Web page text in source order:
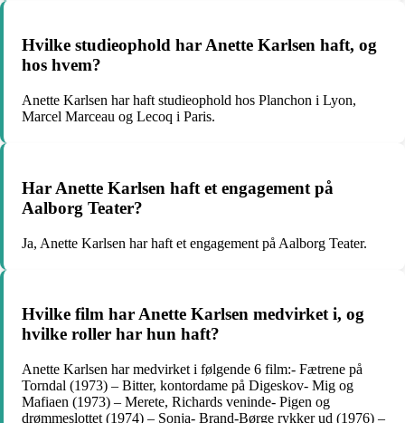
Hvilke studieophold har Anette Karlsen haft, og
hos hvem?
Anette Karlsen har haft studieophold hos Planchon i Lyon,
Marcel Marceau og Lecoq i Paris.
Har Anette Karlsen haft et engagement på
Aalborg Teater?
Ja, Anette Karlsen har haft et engagement på Aalborg Teater.
Hvilke film har Anette Karlsen medvirket i, og
hvilke roller har hun haft?
Anette Karlsen har medvirket i følgende 6 film:- Fætrene på
Torndal (1973) – Bitter, kontordame på Digeskov- Mig og
Mafiaen (1973) – Merete, Richards veninde- Pigen og
drømmeslottet (1974) – Sonja- Brand-Børge rykker ud (1976) –